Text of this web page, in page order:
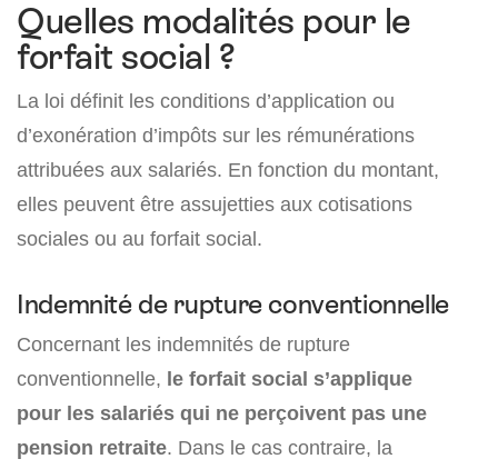
Quelles modalités pour le
forfait social ?
La loi définit les conditions d’application ou
d’exonération d’impôts sur les rémunérations
attribuées aux salariés. En fonction du montant,
elles peuvent être assujetties aux cotisations
sociales ou au forfait social.
Indemnité de rupture conventionnelle
Concernant les indemnités de rupture
conventionnelle, le forfait social s’applique
pour les salariés qui ne perçoivent pas une
pension retraite. Dans le cas contraire, la